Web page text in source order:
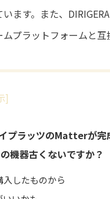
ます。また、
プラットフォームと互
]
プラッツのMatterが完
機器古くないですか？
入したものから